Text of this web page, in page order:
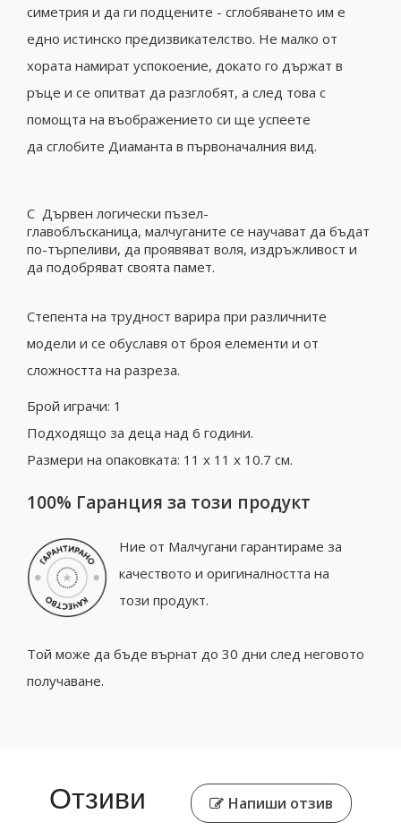
симетрия и да ги подцените - сглобяването им е
едно истинско предизвикателство. Не малко от
хората намират успокоение, докато го държат в
ръце и се опитват да разглобят, а след това с
помощта на въображението си ще успеете
да сглобите Диаманта в първоначалния вид.
С Дървен логически пъзел-
главоблъсканица, малчуганите се научават да бъдат
по-търпеливи, да проявяват воля, издръжливост и
да подобряват своята памет.
Степента на трудност варира при различните
модели и се обуславя от броя елементи и от
сложността на разреза.
Брой играчи: 1
Подходящо за деца над 6 години.
Размери на опаковката: 11 x 11 x 10.7 см.
100% Гаранция за този продукт
Ние от Малчугани гарантираме за
качеството и оригиналността на
този продукт.
Той може да бъде върнат до 30 дни след неговото
получаване.
Отзиви Напиши отзив